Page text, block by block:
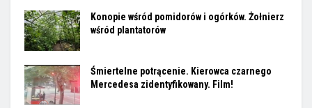
Konopie wśród pomidorów i ogórków. Żołnierz
wśród plantatorów
Śmiertelne potrącenie. Kierowca czarnego
Mercedesa zidentyfikowany. Film!